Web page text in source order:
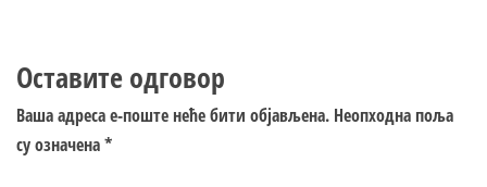
Оставите одговор
Ваша адреса е-поште неће бити објављена. Неопходна поља
су означена*